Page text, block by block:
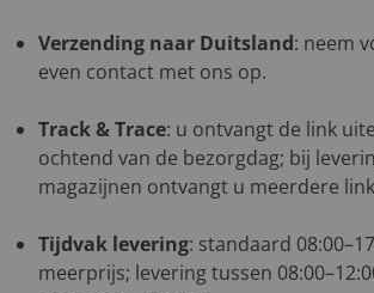
Verzending naar Duitsland: neem
even contact met ons op.
Track & Trace: u ontvangt de link
ochtend van de bezorgdag; bij
magazijnen ontvangt u meerdere
Tijdvak levering: standaard
meerprijs; levering tussen